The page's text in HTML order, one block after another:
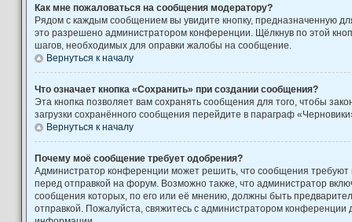
Как мне пожаловаться на сообщения модератору?
Рядом с каждым сообщением вы увидите кнопку, предназначенную
это разрешено администратором конференции. Щёлкнув по этой
шагов, необходимых для оправки жалобы на сообщение.
Вернуться к началу
Что означает кнопка «Сохранить» при создании сообщения?
Эта кнопка позволяет вам сохранять сообщения для того, чтобы
загрузки сохранённого сообщения перейдите в параграф
Вернуться к началу
Почему моё сообщение требует одобрения?
Администратор конференции может решить, что сообщения требуют
перед отправкой на форум. Возможно также, что администратор
сообщения которых, по его или её мнению, должны быть
отправкой. Пожалуйста, свяжитесь с администратором конференции